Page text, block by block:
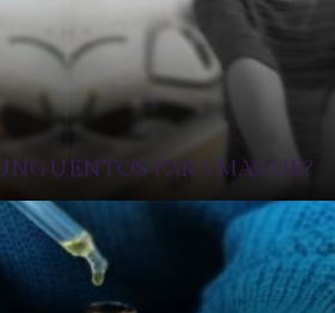
PARA MASAJE?